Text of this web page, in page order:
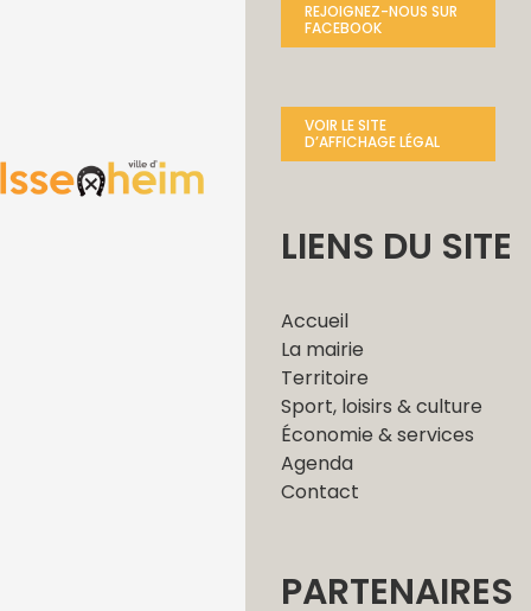
REJOIGNEZ-NOUS SUR
FACEBOOK
VOIR LE SITE
D’AFFICHAGE LÉGAL
LIENS DU SITE
Accueil
La mairie
Territoire
Sport, loisirs & culture
Économie & services
Agenda
Contact
PARTENAIRES